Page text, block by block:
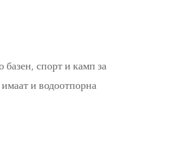
спорт и камп за
и водоотпорна